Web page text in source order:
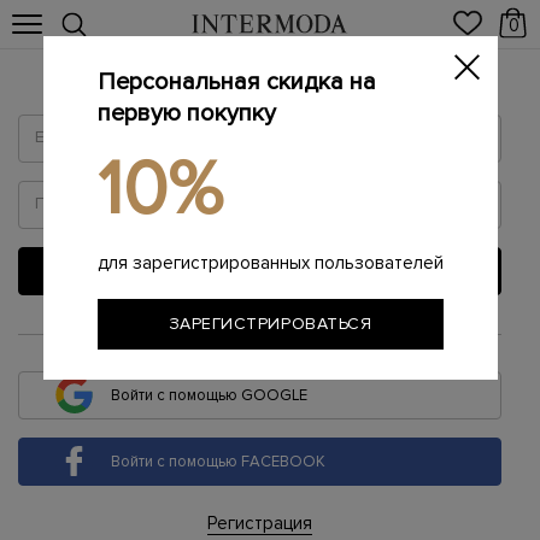
0
Войти
ВОЙТИ
или
Войти с помощью GOOGLE
Войти с помощью FACEBOOK
Регистрация
Персональная скидка на
первую покупку
10%
для зарегистрированных пользователей
ЗАРЕГИСТРИРОВАТЬСЯ